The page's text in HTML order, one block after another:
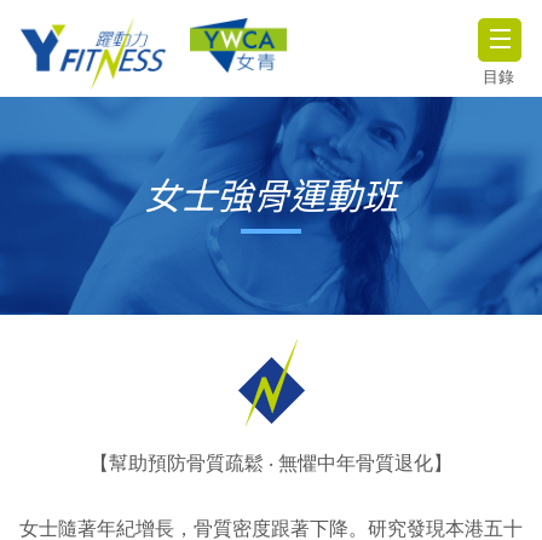
目錄
女士強骨運動班
【幫助預防骨質疏鬆 ‧ 無懼中年骨質退化】
女士隨著年紀增長，骨質密度跟著下降。研究發現本港五十